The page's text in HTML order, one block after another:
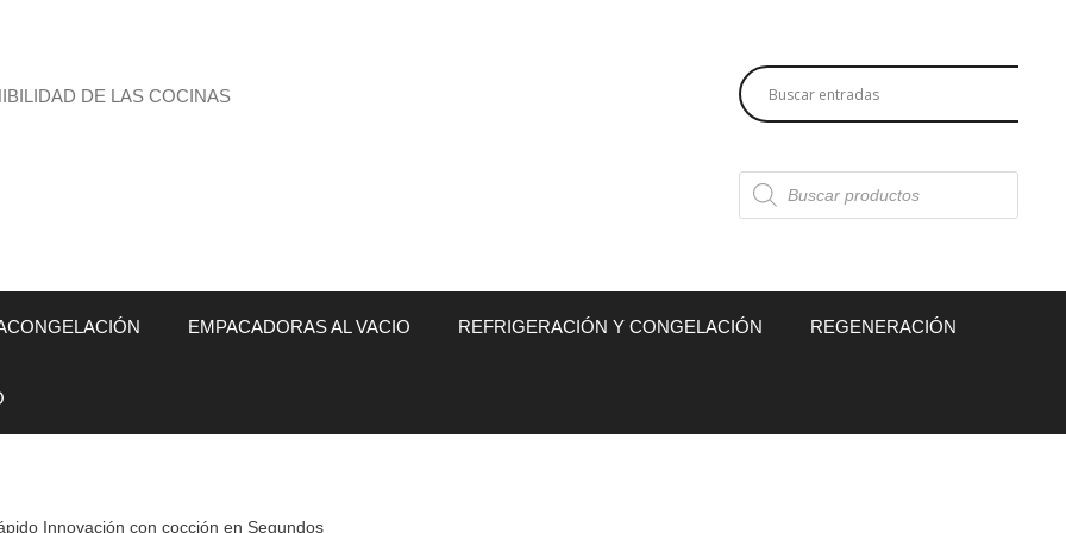
Búsqueda
de
productos
DE LAS COCINAS
EMPACADORAS AL VACIO REFRIGERACIÓN Y CONGELACIÓN REGENERACIÓN
Innovación con cocción en Segundos